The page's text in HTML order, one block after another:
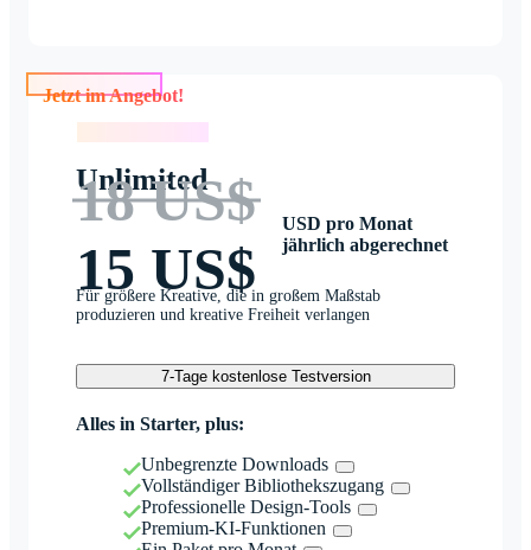
Jetzt im Angebot!
Unlimited
18 US$
15 US$
USD pro Monat
jährlich abgerechnet
Für größere Kreative, die in großem Maßstab
produzieren und kreative Freiheit verlangen
7-Tage kostenlose Testversion
Alles in Starter, plus:
Unbegrenzte Downloads
Vollständiger Bibliothekszugang
Professionelle Design-Tools
Premium-KI-Funktionen